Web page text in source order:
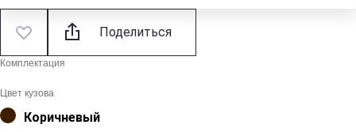
Поделиться
Комплектация
Цвет кузова
Коричневый